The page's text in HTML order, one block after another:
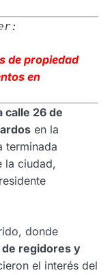
de propiedad
en
calle 26 de
en la
terminada
la ciudad,
donde
regidores y
el interés del